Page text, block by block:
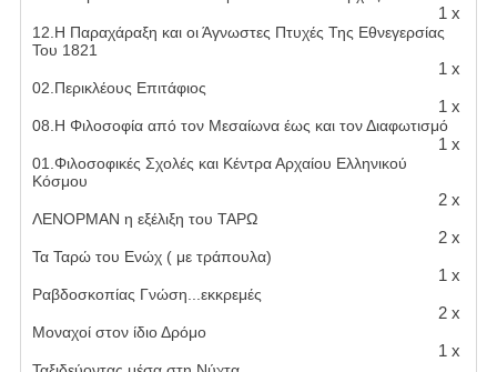
1 x
12.Η Παραχάραξη και οι Άγνωστες Πτυχές Της Εθνεγερσίας
Του 1821
1 x
02.Περικλέους Επιτάφιος
1 x
08.Η Φιλοσοφία από τον Μεσαίωνα έως και τον Διαφωτισμό
1 x
01.Φιλοσοφικές Σχολές και Κέντρα Αρχαίου Ελληνικού
Κόσμου
2 x
ΛΕΝΟΡΜΑΝ η εξέλιξη του ΤΑΡΩ
2 x
Τα Ταρώ του Ενώχ ( με τράπουλα)
1 x
Ραβδοσκοπίας Γνώση...εκκρεμές
2 x
Μοναχοί στον ίδιο Δρόμο
1 x